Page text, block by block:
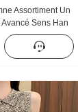
Assortiment Un
Sens Han
en laine Doux
Deux